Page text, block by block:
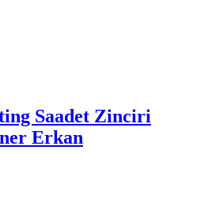
Saadet Zinciri
Erkan